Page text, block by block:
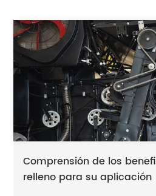
Comprensión de los
relleno para su aplicación